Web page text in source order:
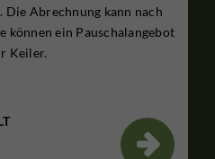
Abrechnung kann nach
können ein Pauschalangebot
Keiler.
